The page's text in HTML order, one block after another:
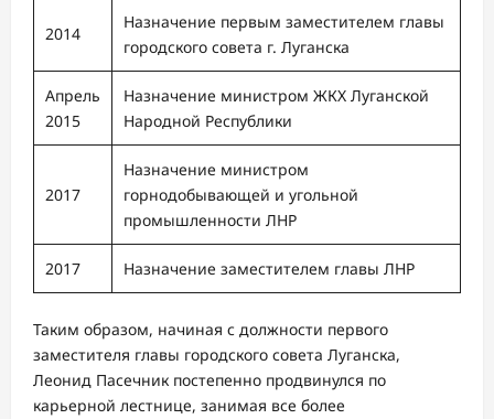
2014
Назначение первым заместителем главы
городского совета г. Луганска
Апрель
2015
Назначение министром ЖКХ Луганской
Народной Республики
2017
Назначение министром
горнодобывающей и угольной
промышленности ЛНР
2017 Назначение заместителем главы ЛНР
Таким образом, начиная с должности первого
заместителя главы городского совета Луганска,
Леонид Пасечник постепенно продвинулся по
карьерной лестнице, занимая все более